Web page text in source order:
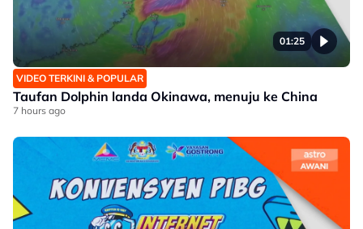
01:25
VIDEO TERKINI & POPULAR
Taufan Dolphin landa Okinawa, menuju ke China
7 hours ago